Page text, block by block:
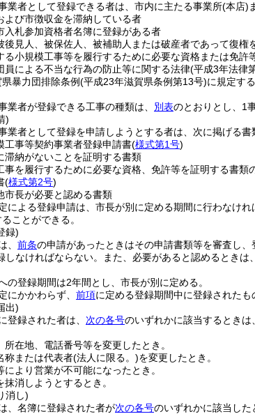
業者として登録できる者は、市内に主たる事業所(本店)
よび市徴収金を滞納している者
入札参加資格者名簿に登録がある者
後見人、被保佐人、被補助人または破産者であって復権
る小規模工事等を履行するために必要な資格または免許
員による不当な行為の防止等に関する法律(平成3年法律
暴力団排除条例(平成23年滋賀県条例第13号)に規定す
業者が登録できる工事の種類は、 別表のとおりとし、1
)
業者として登録を申請しようとする者は、次に掲げる書
工事等契約事業者登録申請書(様式第1号)
滞納がないことを証明する書類
事を履行するために必要な資格、免許等を証明する書類
(様式第2号)
市長が必要と認める書類
による登録申請は、市長が別に定める期間に行わなけれ
ことができる。
録)
、 前条の申請があったときはその申請書類等を審査し
しなければならない。
また、必要があると認めるときは
の登録期間は2年間とし、市長が別に定める。
にかかわらず、 前項に定める登録期間中に登録された
出)
登録された者は、 次の各号のいずれかに該当するとき
所在地、電話番号等を変更したとき。
称または代表者(法人に限る。)を変更したとき。
により営業が不可能になったとき。
抹消しようとするとき。
消し)
、名簿に登録された者が次の各号のいずれかに該当した